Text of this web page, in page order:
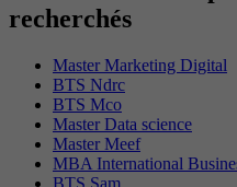
recherchés
Master Marketing Digital
BTS Ndrc
BTS Mco
Master Data science
Master Meef
MBA International
BTS Sam